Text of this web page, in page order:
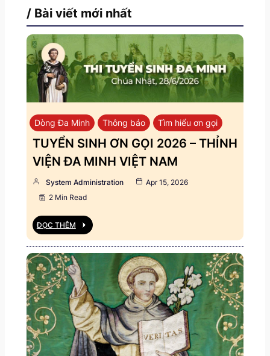
/ Bài viết mới nhất
Dòng Đa Minh Thông báo Tìm hiểu ơn gọi
TUYỂN SINH ƠN GỌI 2026 – THỈNH
VIỆN ĐA MINH VIỆT NAM
System Administration
Apr 15, 2026
2 Min Read
ĐỌC THÊM